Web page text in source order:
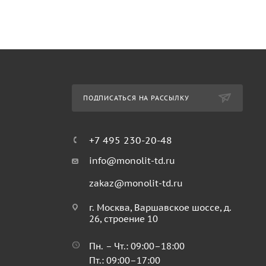
ПОДПИСАТЬСЯ НА РАССЫЛКУ
+7 495 230-20-48
info@monolit-td.ru
zakaz@monolit-td.ru
г. Москва, Варшавское шоссе, д.
26, строение 10
Пн. – Чт.: 09:00–18:00
Пт.: 09:00–17:00